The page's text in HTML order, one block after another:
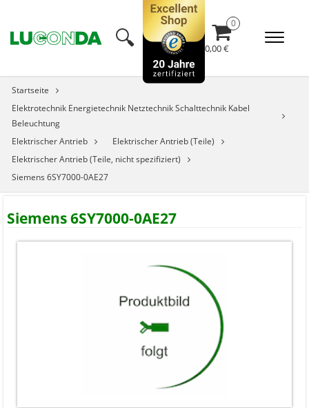
🔍︎ 0,00 €
Startseite
Elektrotechnik Energietechnik Netztechnik Schalttechnik Kabel
Beleuchtung
Elektrischer Antrieb
Elektrischer Antrieb (Teile)
Elektrischer Antrieb (Teile, nicht spezifiziert)
Siemens 6SY7000-0AE27
Siemens 6SY7000-0AE27